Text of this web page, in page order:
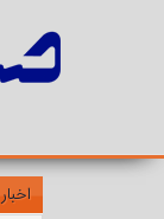
اخبار